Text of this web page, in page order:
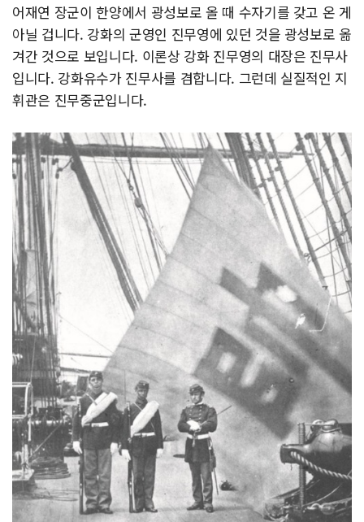
어재연 장군이 한양에서 광성보로 올 때 수자기를 갖고 온 게
아닐 겁니다. 강화의 군영인 진무영에 있던 것을 광성보로 옮
겨간 것으로 보입니다. 이론상 강화 진무영의 대장은 진무사
입니다. 강화유수가 진무사를 겸합니다. 그런데 실질적인 지
휘관은 진무중군입니다.